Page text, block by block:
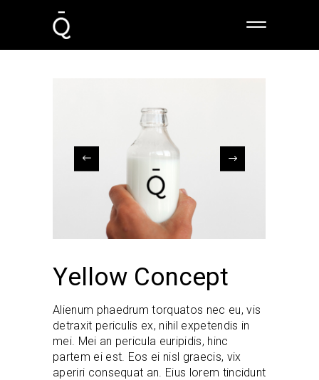
Yellow Concept
Alienum phaedrum torquatos nec eu, vis
detraxit periculis ex, nihil expetendis in
mei. Mei an pericula euripidis, hinc
partem ei est. Eos ei nisl graecis, vix
aperiri consequat an. Eius lorem tincidunt